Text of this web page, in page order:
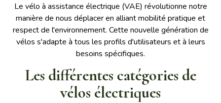
Le vélo à assistance électrique (VAE) révolutionne notre
manière de nous déplacer en alliant mobilité pratique et
respect de l'environnement. Cette nouvelle génération de
vélos s'adapte à tous les profils d'utilisateurs et à leurs
besoins spécifiques.
Les différentes catégories de
vélos électriques